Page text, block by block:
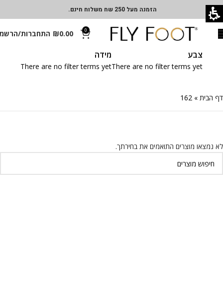
הזמנה מעל 250 שח משלוח חינם.
0
₪0.00 התחברות/
צבע
There are no filter terms yet
מידה
There are no filter terms yet
דף הבית »
162
לא נמצאו מוצרים התואמים את בחירתך.